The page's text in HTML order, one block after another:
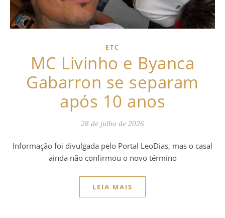
ETC
MC Livinho e Byanca
Gabarron se separam
após 10 anos
28 de julho de 2026
Informação foi divulgada pelo Portal LeoDias, mas o casal
ainda não confirmou o novo término
LEIA MAIS